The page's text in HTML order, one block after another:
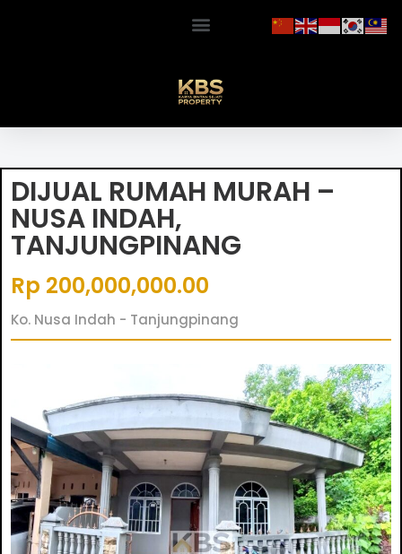
DIJUAL RUMAH MURAH –
NUSA INDAH,
TANJUNGPINANG
Rp 200,000,000.00
Ko. Nusa Indah - Tanjungpinang